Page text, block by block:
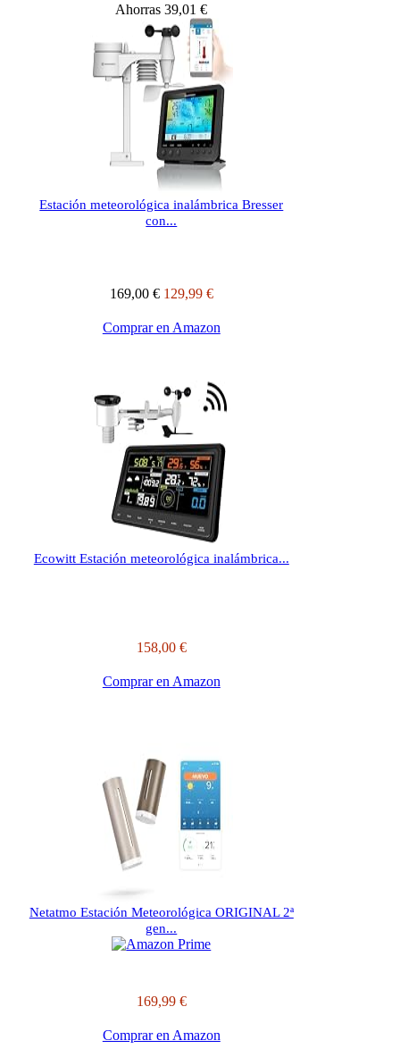
Ahorras 39,01 €
Estación meteorológica inalámbrica Bresser
con...
169,00 € 129,99 €
Comprar en Amazon
Ecowitt Estación meteorológica inalámbrica...
158,00 €
Comprar en Amazon
Netatmo Estación Meteorológica ORIGINAL 2ª
gen...
169,99 €
Comprar en Amazon